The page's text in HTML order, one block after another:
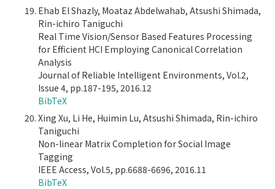
Ehab El Shazly, Moataz Abdelwahab, Atsushi Shimada,
Rin-ichiro Taniguchi
Real Time Vision/Sensor Based Features Processing
for Eﬃcient HCI Employing Canonical Correlation
Analysis
Journal of Reliable Intelligent Environments, Vol.2,
Issue 4, pp.187-195, 2016.12
BibTeX
Xing Xu, Li He, Huimin Lu, Atsushi Shimada, Rin-ichiro
Taniguchi
Non-linear Matrix Completion for Social Image
Tagging
IEEE Access, Vol.5, pp.6688-6696, 2016.11
BibTeX